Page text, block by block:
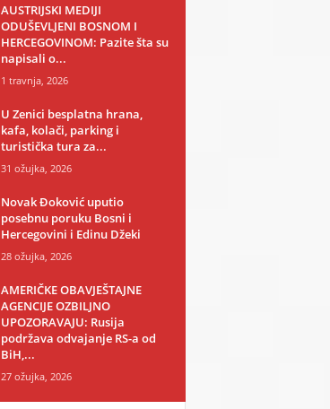
AUSTRIJSKI MEDIJI
ODUŠEVLJENI BOSNOM I
HERCEGOVINOM: Pazite šta su
napisali o...
1 travnja, 2026
U Zenici besplatna hrana,
kafa, kolači, parking i
turistička tura za...
31 ožujka, 2026
Novak Đoković uputio
posebnu poruku Bosni i
Hercegovini i Edinu Džeki
28 ožujka, 2026
AMERIČKE OBAVJEŠTAJNE
AGENCIJE OZBILJNO
UPOZORAVAJU: Rusija
podržava odvajanje RS-a od
BiH,...
27 ožujka, 2026